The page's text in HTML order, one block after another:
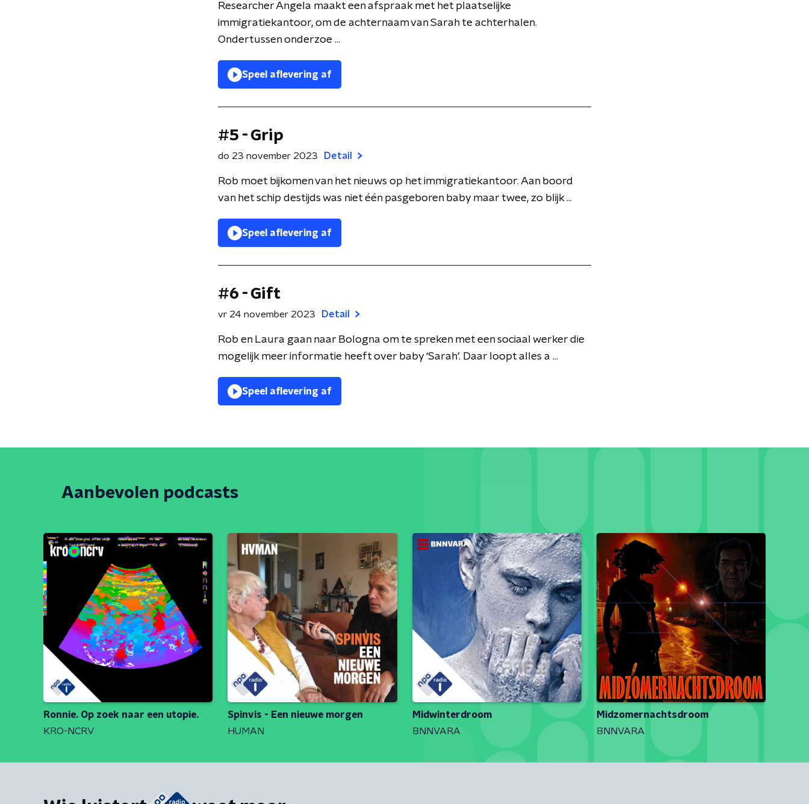
Researcher Angela maakt een afspraak met het plaatselijke
immigratiekantoor, om de achternaam van Sarah te achterhalen.
Ondertussen onderzoe ...
Speel aflevering af
#5 - Grip
do 23 november 2023 Detail
Rob moet bijkomen van het nieuws op het immigratiekantoor. Aan boord
van het schip destijds was niet één pasgeboren baby maar twee, zo blijk ...
Speel aflevering af
#6 - Gift
vr 24 november 2023 Detail
Rob en Laura gaan naar Bologna om te spreken met een sociaal werker die
mogelijk meer informatie heeft over baby ‘Sarah’. Daar loopt alles a ...
Speel aflevering af
Aanbevolen podcasts
Ronnie. Op zoek naar een utopie.
KRO-NCRV
Spinvis - Een nieuwe morgen
HUMAN
Midwinterdroom
BNNVARA
Midzomernachtsdroom
BNNVARA